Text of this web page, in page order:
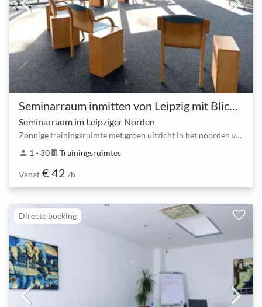
Seminarraum im Leipziger Norden
Zonnige trainingsruimte met groen uitzicht in het noorden van Leipzig
person 1 - 30meeting_room Trainingsruimtes
Vanaf € 42 /h
Directe boeking